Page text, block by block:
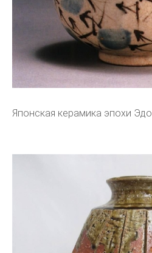
Японская керамика эпохи Эдо